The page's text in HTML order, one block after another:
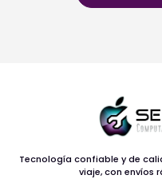
Tecnología confiable y de
viaje, con envíos